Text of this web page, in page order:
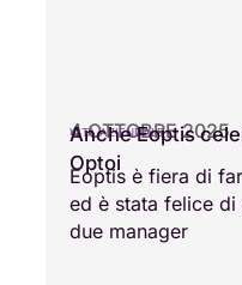
4 OTTOBRE 2025
VITA AZIENDALE
Anche Eoptis
Optoi
Eoptis è fiera di
ed è stata felice
due manager